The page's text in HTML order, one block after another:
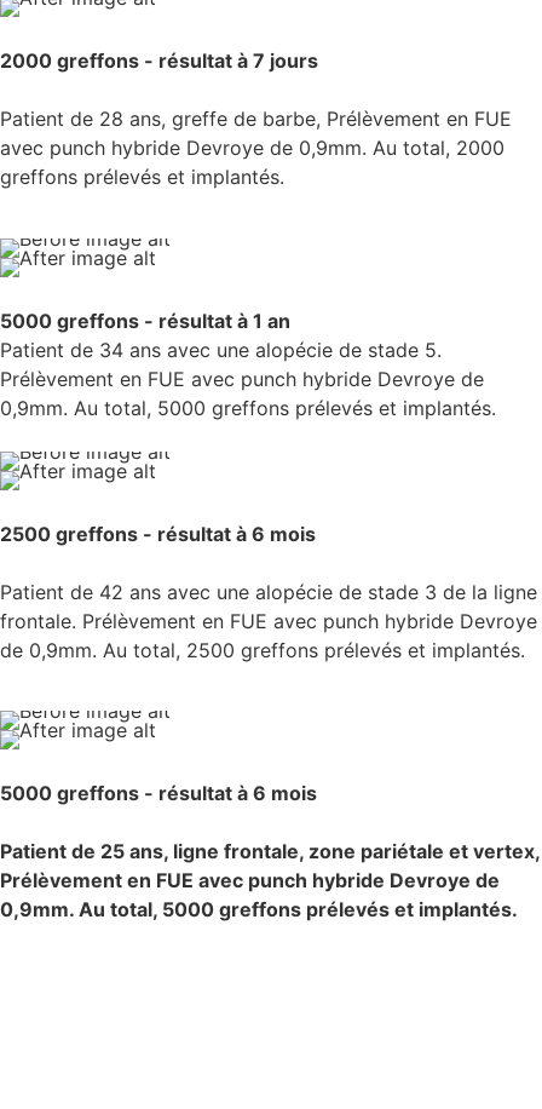
2000 greffons - résultat à 7 jours
Patient de 28 ans, greffe de barbe, Prélèvement en FUE
avec punch hybride Devroye de 0,9mm. Au total, 2000
greffons prélevés et implantés.
5000 greffons - résultat à 1 an
Patient de 34 ans avec une alopécie de stade 5.
Prélèvement en FUE avec punch hybride Devroye de
0,9mm. Au total, 5000 greffons prélevés et implantés.
2500 greffons - résultat à 6 mois
Patient de 42 ans avec une alopécie de stade 3 de la ligne
frontale. Prélèvement en FUE avec punch hybride Devroye
de 0,9mm. Au total, 2500 greffons prélevés et implantés.
5000 greffons - résultat à 6 mois
Patient de 25 ans, ligne frontale, zone pariétale et vertex,
Prélèvement en FUE avec punch hybride Devroye de
0,9mm. Au total, 5000 greffons prélevés et implantés.